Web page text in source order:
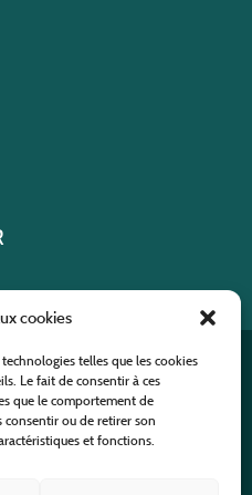
cookies
telles que les cookies
Le fait de consentir à ces
que le comportement de
consentir ou de retirer son
et fonctions.